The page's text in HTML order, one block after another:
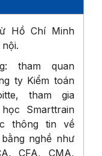
Hồ Chí Minh
tham quan
ty Kiểm toán
tham gia
Smarttrain
thông tin về
nghề như
CFA, CMA,